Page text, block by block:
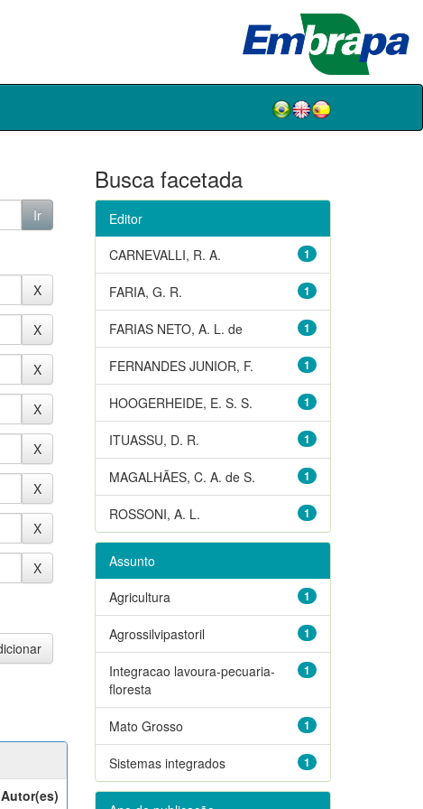
Autor(es)
Busca facetada
Editor
1
CARNEVALLI, R. A.
1
FARIA, G. R.
1
FARIAS NETO, A. L. de
1
FERNANDES JUNIOR, F.
1
HOOGERHEIDE, E. S. S.
1
ITUASSU, D. R.
1
MAGALHÃES, C. A. de S.
1
ROSSONI, A. L.
Assunto
1
Agricultura
1
Agrossilvipastoril
1
Integracao lavoura-pecuaria-
floresta
1
Mato Grosso
1
Sistemas integrados